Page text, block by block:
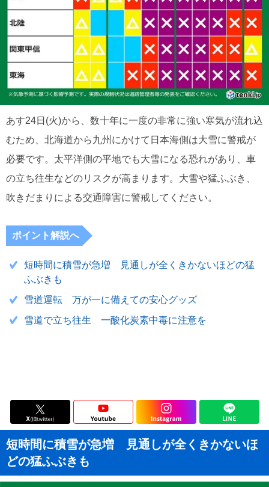
あす24日(火)から、数十年に一度の非常に強い寒気が流れ込
むため、北海道から九州にかけて日本海側は大雪に警戒が
必要です。太平洋側の平地でも大雪になる恐れがあり、車
の立ち往生などのリスクが高まります。大雪や猛ふぶき、
吹きだまりによる交通障害に警戒してください。
ポイント解説へ
短時間に積雪が急増 見通しが全くきかないほどの猛
ふぶきも
雪道運転 万が一に備えての安心グッズ
雪道で立ち往生 一酸化炭素中毒に注意を
短時間に積雪が急増 見通しが全くきかないほ
どの猛ふぶきも